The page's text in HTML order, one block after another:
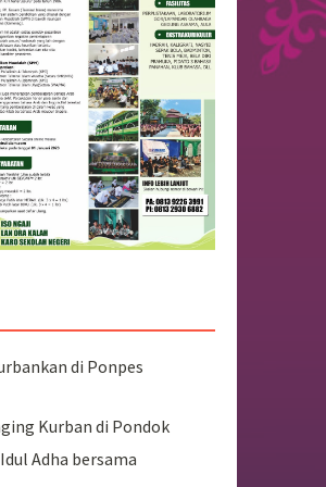
di Ponpes
Kurban di Pondok
Adha bersama